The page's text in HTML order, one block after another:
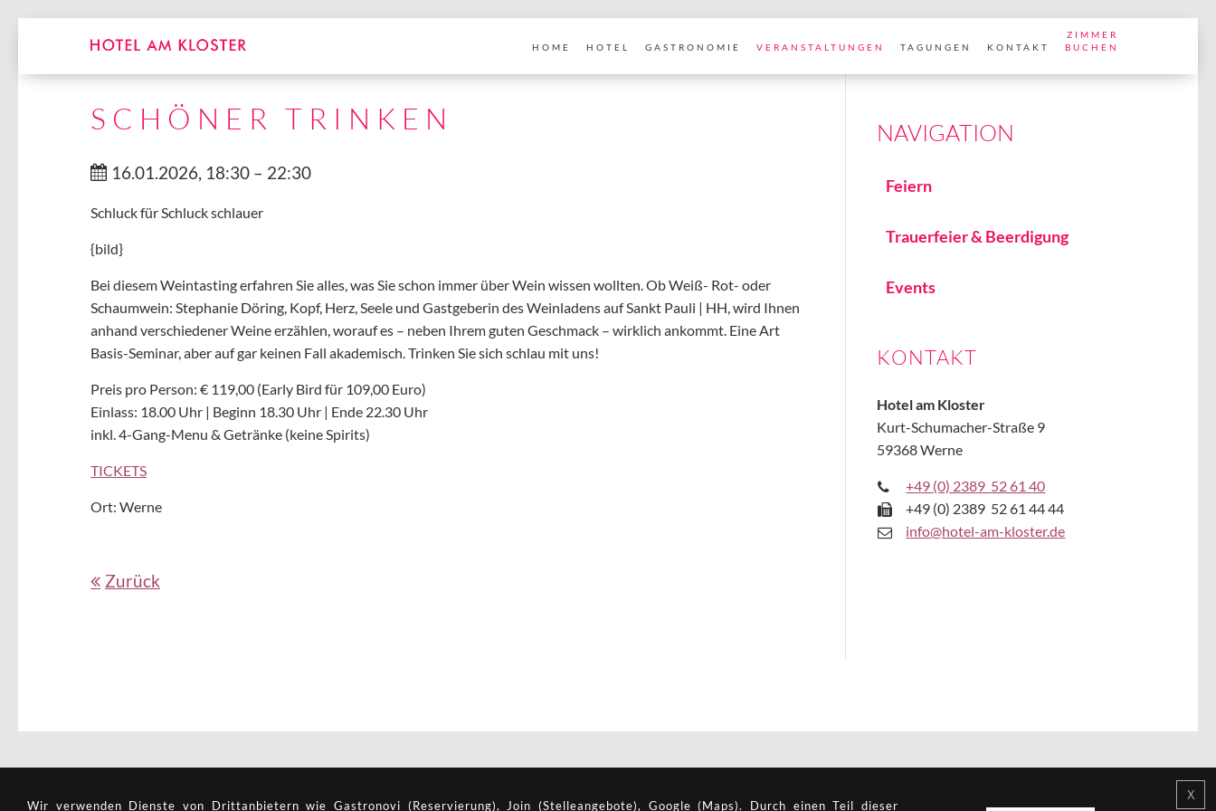
HOME HOTEL GASTRONOMIE VERANSTALTUNGEN TAGUNGEN KONTAKT
ZIMMER
BUCHEN
SCHÖNER TRINKEN
16.01.2026, 18:30 – 22:30
Schluck für Schluck schlauer
{bild}
Bei diesem Weintasting erfahren Sie alles, was Sie schon immer über Wein wissen wollten. Ob Weiß- Rot- oder
Schaumwein: Stephanie Döring, Kopf, Herz, Seele und Gastgeberin des Weinladens auf Sankt Pauli | HH, wird Ihnen
anhand verschiedener Weine erzählen, worauf es – neben Ihrem guten Geschmack – wirklich ankommt. Eine Art
Basis-Seminar, aber auf gar keinen Fall akademisch. Trinken Sie sich schlau mit uns!
Preis pro Person: € 119,00 (Early Bird für 109,00 Euro)
Einlass: 18.00 Uhr | Beginn 18.30 Uhr | Ende 22.30 Uhr
inkl. 4-Gang-Menu & Getränke (keine Spirits)
TICKETS
Ort: Werne
Zurück
Feiern
Trauerfeier & Beerdigung
Events
KONTAKT
Hotel am Kloster
Kurt-Schumacher-Straße 9
59368 Werne
+49 (0) 2389 52 61 40
+49 (0) 2389 52 61 44 44
info@hotel-am-kloster.de
Wir verwenden Dienste von Drittan­bietern wie Gastronovi (Reservierung), Join (Stelleangebote), Google (Maps). Durch einen Teil dieser